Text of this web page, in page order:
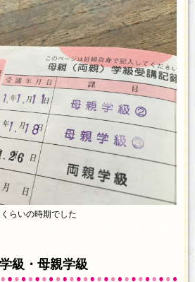
らいの時期でした
級・母親学級